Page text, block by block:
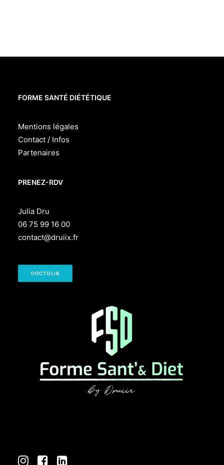
FORME SANTÉ DIÉTÉTIQUE
Mentions légales
Contact / Infos
Partenaires
PRENEZ-RDV
Julia Dru
06 75 99 16 00
contact@druiix.fr
DOCTOLIB